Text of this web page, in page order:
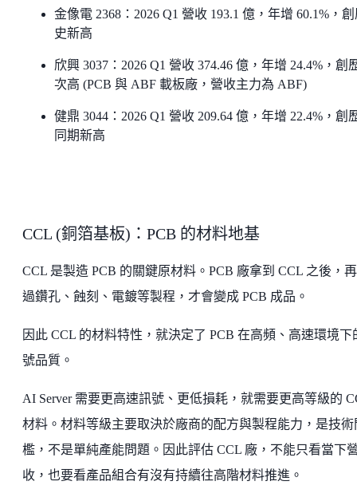
金像電 2368：2026 Q1 營收 193.1 億，年增 60.1%，
史新高
欣興 3037：2026 Q1 營收 374.46 億，年增 24.4%，創
次高 (PCB 與 ABF 載板廠，營收主力為 ABF)
健鼎 3044：2026 Q1 營收 209.64 億，年增 22.4%，創
同期新高
CCL (銅箔基板)：PCB 的材料地基
CCL 是製造 PCB 的關鍵原材料。PCB 廠拿到 CCL 之後，
過鑽孔、蝕刻、電鍍等製程，才會變成 PCB 成品。
因此 CCL 的材料特性，就決定了 PCB 在高頻、高速環境下
號品質。
AI Server 需要更高速訊號、更低損耗，就需要更高等級的
材料。材料等級主要取決於廠商的配方與製程能力，是技術
檻，不是單純產能問題。因此評估 CCL 廠，不能只看當下
收，也要看產品組合有沒有持續往高階材料推進。